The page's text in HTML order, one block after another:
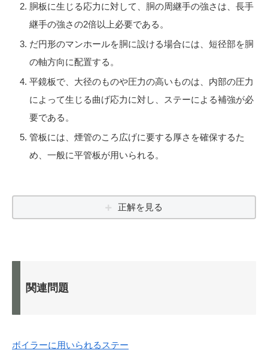
胴板に生じる応力に対して、胴の周継手の強さは、長手
継手の強さの2倍以上必要である。
だ円形のマンホールを胴に設ける場合には、短径部を胴
の軸方向に配置する。
平鏡板で、大径のものや圧力の高いものは、内部の圧力
によって生じる曲げ応力に対し、ステーによる補強が必
要である。
管板には、煙管のころ広げに要する厚さを確保するた
め、一般に平管板が用いられる。
正解を見る
関連問題
ボイラーに用いられるステー